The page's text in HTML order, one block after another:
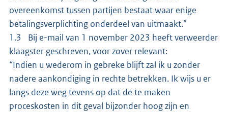
overeenkomst tussen partijen bestaat waar enige
betalingsverplichting onderdeel van uitmaakt.”
1.3 Bij e-mail van 1 november 2023 heeft verweerder
klaagster geschreven, voor zover relevant:
“Indien u wederom in gebreke blijft zal ik u zonder
nadere aankondiging in rechte betrekken. Ik wijs u er
langs deze weg tevens op dat de te maken
proceskosten in dit geval bijzonder hoog zijn en